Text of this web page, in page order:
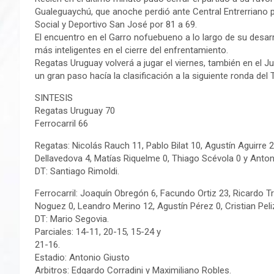
Gualeguaychú, que anoche perdió ante Central
Social y Deportivo San José por 81 a 69.
El encuentro en el Garro nofuebueno a lo largo de su
más inteligentes en el cierre del enfrentamiento.
Regatas Uruguay volverá a jugar el viernes, también en el
un gran paso hacía la clasificación a la siguiente ronda del
SINTESIS
Regatas Uruguay 70
Ferrocarril 66
Regatas: Nicolás Rauch 11, Pablo Bilat 10, Agustín
Dellavedova 4, Matías Riquelme 0, Thiago Scévola 0 y
DT: Santiago Rimoldi.
Ferrocarril: Joaquín Obregón 6, Facundo Ortiz 23, Ricardo
Noguez 0, Leandro Merino 12, Agustín Pérez 0, Cristian
DT: Mario Segovia.
Parciales: 14-11, 20-15, 15-24 y
21-16.
Estadio: Antonio Giusto
Arbitros: Edgardo Corradini y Maximiliano Robles.